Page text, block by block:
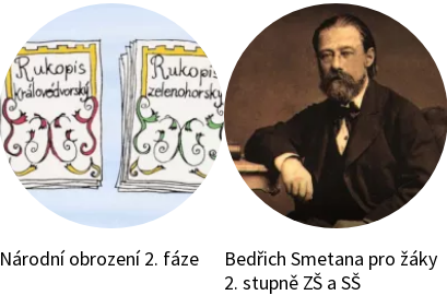
Národní obrození 2. fáze
Bedřich Smetana pro žáky
2. stupně ZŠ a SŠ